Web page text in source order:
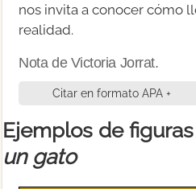
nos invita a conocer cómo
realidad.
Nota de Victoria Jorrat.
Citar en formato APA +
Ejemplos de
un gato